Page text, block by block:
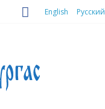
English Русский